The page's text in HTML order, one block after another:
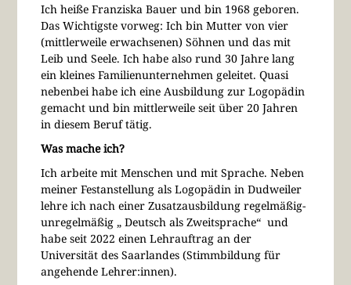
Ich heiße Franziska Bauer und bin 1968 geboren.
Das Wichtigste vorweg: Ich bin Mutter von vier
(mittlerweile erwachsenen) Söhnen und das mit
Leib und Seele. Ich habe also rund 30 Jahre lang
ein kleines Familienunternehmen geleitet. Quasi
nebenbei habe ich eine Ausbildung zur Logopädin
gemacht und bin mittlerweile seit über 20 Jahren
in diesem Beruf tätig.
Was mache ich?
Ich arbeite mit Menschen und mit Sprache. Neben
meiner Festanstellung als Logopädin in Dudweiler
lehre ich nach einer Zusatzausbildung regelmäßig-
unregelmäßig „ Deutsch als Zweitsprache“ und
habe seit 2022 einen Lehrauftrag an der
Universität des Saarlandes (Stimmbildung für
angehende Lehrer:innen).